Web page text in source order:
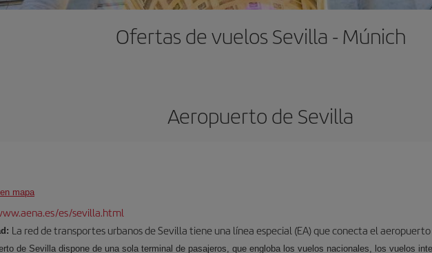
Ofertas de vuelos Sevilla - Múnich
Aeropuerto de Sevilla
mapa
es/sevilla.html
La red de transportes urbanos de Sevilla tiene una línea especial (EA) que conecta el
de Sevilla dispone de una sola terminal de pasajeros, que engloba los vuelos nacionales, los vuelos